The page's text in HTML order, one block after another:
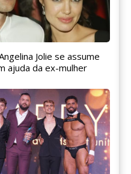
Jolie se assume
ajuda da ex-mulher